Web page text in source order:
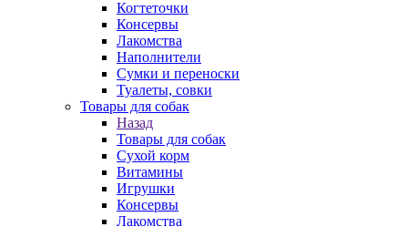
Когтеточки
Консервы
Лакомства
Наполнители
Сумки и переноски
Туалеты, совки
Товары для собак
Назад
Товары для собак
Cухой корм
Витамины
Игрушки
Консервы
Лакомства